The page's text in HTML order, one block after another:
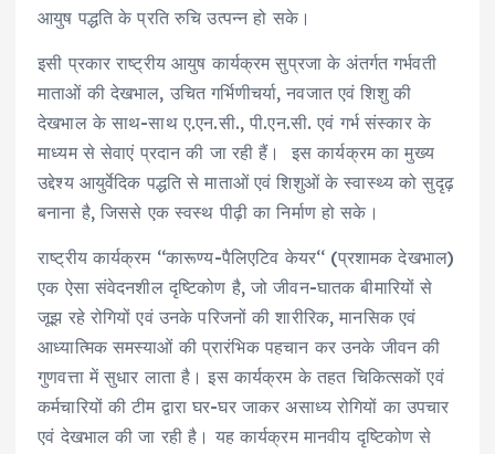
आयुष पद्धति के प्रति रुचि उत्पन्न हो सके।
इसी प्रकार राष्ट्रीय आयुष कार्यक्रम सुप्रजा के अंतर्गत गर्भवती
माताओं की देखभाल, उचित गर्भिणीचर्या, नवजात एवं शिशु की
देखभाल के साथ-साथ ए.एन.सी., पी.एन.सी. एवं गर्भ संस्कार के
माध्यम से सेवाएं प्रदान की जा रही हैं। इस कार्यक्रम का मुख्य
उद्देश्य आयुर्वेदिक पद्धति से माताओं एवं शिशुओं के स्वास्थ्य को सुदृढ़
बनाना है, जिससे एक स्वस्थ पीढ़ी का निर्माण हो सके।
राष्ट्रीय कार्यक्रम ‘‘कारूण्य-पैलिएटिव केयर‘‘ (प्रशामक देखभाल)
एक ऐसा संवेदनशील दृष्टिकोण है, जो जीवन-घातक बीमारियों से
जूझ रहे रोगियों एवं उनके परिजनों की शारीरिक, मानसिक एवं
आध्यात्मिक समस्याओं की प्रारंभिक पहचान कर उनके जीवन की
गुणवत्ता में सुधार लाता है। इस कार्यक्रम के तहत चिकित्सकों एवं
कर्मचारियों की टीम द्वारा घर-घर जाकर असाध्य रोगियों का उपचार
एवं देखभाल की जा रही है। यह कार्यक्रम मानवीय दृष्टिकोण से